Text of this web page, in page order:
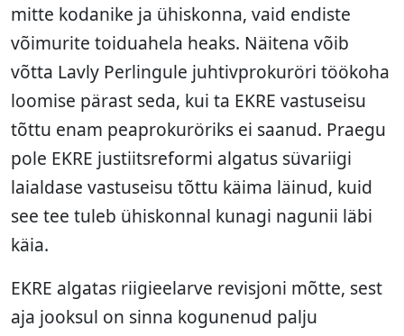
mitte kodanike ja ühiskonna, vaid endiste
võimurite toiduahela heaks. Näitena võib
võtta Lavly Perlingule juhtivprokuröri töökoha
loomise pärast seda, kui ta EKRE vastuseisu
tõttu enam peaprokuröriks ei saanud. Praegu
pole EKRE justiitsreformi algatus süvariigi
laialdase vastuseisu tõttu käima läinud, kuid
see tee tuleb ühiskonnal kunagi nagunii läbi
käia.
EKRE algatas riigieelarve revisjoni mõtte, sest
aja jooksul on sinna kogunenud palju